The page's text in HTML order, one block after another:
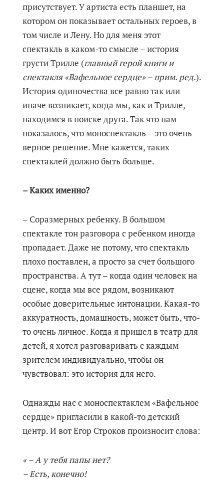
присутствует. У артиста есть планшет, на
котором он показывает остальных героев, в
том числе и Лену. Но для меня этот
спектакль в каком-то смысле – история
грусти Трилле (главный герой книги и
спектакля «Вафельное сердце» – прим. ред.).
История одиночества все равно так или
иначе возникает, когда мы, как и Трилле,
находимся в поиске друга. Так что нам
показалось, что моноспектакль – это очень
верное решение. Мне кажется, таких
спектаклей должно быть больше.
– Каких именно?
– Соразмерных ребенку. В большом
спектакле тон разговора с ребенком иногда
пропадает. Даже не потому, что спектакль
плохо поставлен, а просто за счет большого
пространства. А тут – когда один человек на
сцене, когда мы все рядом, возникают
особые доверительные интонации. Какая-то
аккуратность, домашность, может быть, что-
то очень личное. Когда я пришел в театр для
детей, я хотел разговаривать с каждым
зрителем индивидуально, чтобы он
чувствовал: это история для него.
Однажды нас с моноспектаклем «Вафельное
сердце» пригласили в какой-то детский
центр. И вот Егор Строков произносит слова:
« – А у тебя папы нет?
– Есть, конечно!